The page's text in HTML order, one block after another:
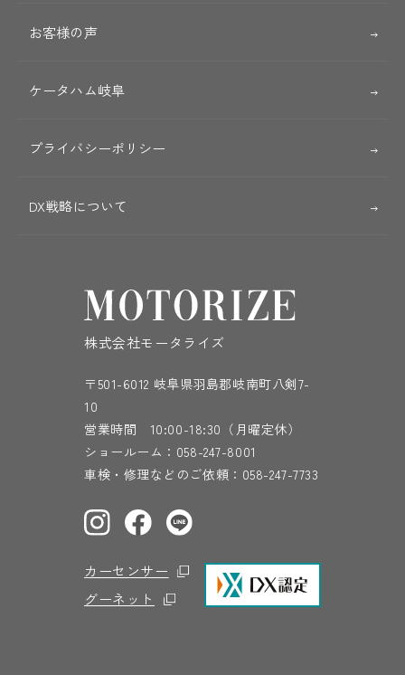
お客様の声
ケータハム岐阜
プライバシーポリシー
DX戦略について
株式会社モータライズ
〒501-6012 岐阜県羽島郡岐南町八剣7-
10
営業時間 10:00-18:30（月曜定休）
ショールーム： 058-247-8001
車検・修理などのご依頼： 058-247-7733
カーセンサー
グーネット